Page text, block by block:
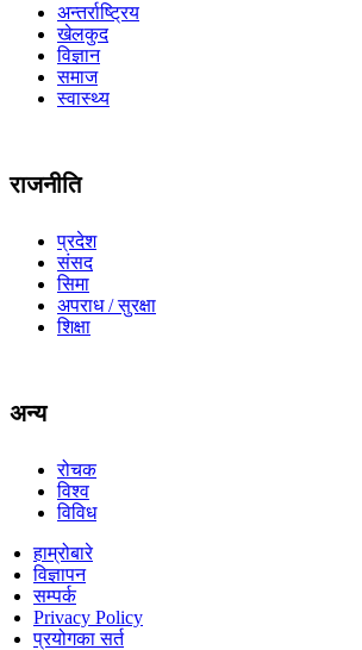
अन्तर्राष्ट्रिय
खेलकुद
विज्ञान
समाज
स्वास्थ्य
राजनीति
प्रदेश
संसद
सिमा
अपराध / सुरक्षा
शिक्षा
अन्य
रोचक
विश्व
विविध
हाम्रोबारे
विज्ञापन
सम्पर्क
Privacy Policy
प्रयोगका सर्त